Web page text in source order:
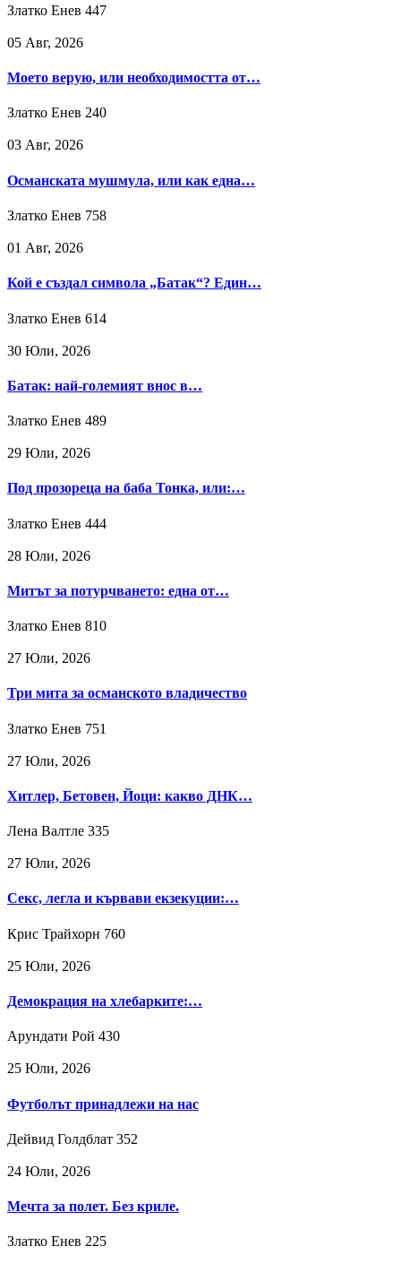
Златко Енев 447
05 Авг, 2026
Моето верую, или необходимостта от…
Златко Енев 240
03 Авг, 2026
Османската мушмула, или как една…
Златко Енев 758
01 Авг, 2026
Кой е създал символа „Батак“? Един…
Златко Енев 614
30 Юли, 2026
Батак: най-големият внос в…
Златко Енев 489
29 Юли, 2026
Под прозореца на баба Тонка, или:…
Златко Енев 444
28 Юли, 2026
Митът за потурчването: една от…
Златко Енев 810
27 Юли, 2026
Три мита за османското владичество
Златко Енев 751
27 Юли, 2026
Хитлер, Бетовен, Йоци: какво ДНК…
Лена Валтле 335
27 Юли, 2026
Секс, легла и кървави екзекуции:…
Крис Трайхорн 760
25 Юли, 2026
Демокрация на хлебарките:…
Арундати Рой 430
25 Юли, 2026
Футболът принадлежи на нас
Дейвид Голдблат 352
24 Юли, 2026
Мечта за полет. Без криле.
Златко Енев 225